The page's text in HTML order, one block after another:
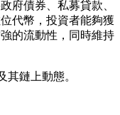
府債券、私募貸款、
代幣，投資者能夠獲
的流動性，同時維持
其鏈上動態。